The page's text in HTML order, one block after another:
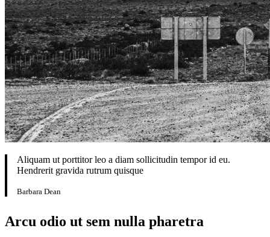
Aliquam ut porttitor leo a diam sollicitudin tempor id eu.
Hendrerit gravida rutrum quisque
Barbara Dean
Arcu odio ut sem nulla pharetra